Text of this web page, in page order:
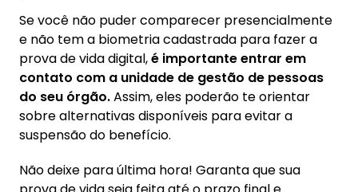
Se você não puder comparecer presencialmente
e não tem a biometria cadastrada para fazer a
prova de vida digital,é importante entrar em
contato com a unidade de gestão de pessoas
do seu órgão.Assim, eles poderão te orientar
sobre alternativas disponíveis para evitar a
suspensão do benefício.
Não deixe para última hora! Garanta que sua